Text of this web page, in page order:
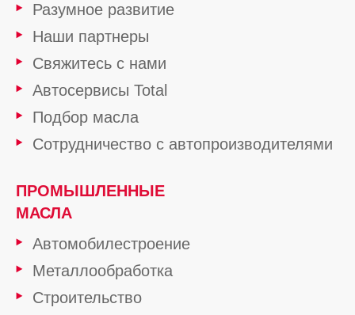
Разумное развитие
Наши партнеры
Свяжитесь с нами
Автосервисы Total
Подбор масла
Сотрудничество с автопроизводителями
ПРОМЫШЛЕННЫЕ
МАСЛА
Автомобилестроение
Металлообработка
Строительство